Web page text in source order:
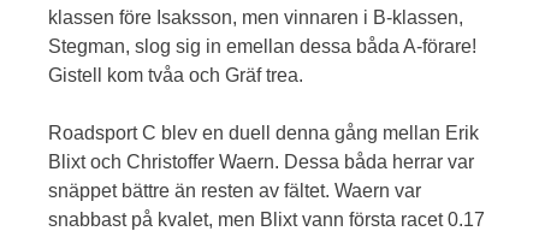
klassen före Isaksson, men vinnaren i B-klassen,
Stegman, slog sig in emellan dessa båda A-förare!
Gistell kom tvåa och Gräf trea.
Roadsport C blev en duell denna gång mellan Erik
Blixt och Christoffer Waern. Dessa båda herrar var
snäppet bättre än resten av fältet. Waern var
snabbast på kvalet, men Blixt vann första racet 0.17